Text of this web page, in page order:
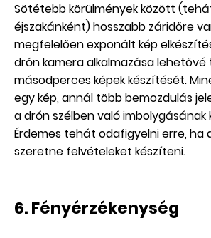
Sötétebb körülmények között
éjszakánként) hosszabb záridőre
megfelelően exponált kép
drón kamera alkalmazása lehetővé
másodperces képek készítését.
egy kép, annál több bemozdulás
a drón szélben való imbolygásának
Érdemes tehát odafigyelni erre, ha
szeretne felvételeket készíteni.
6. Fényérzékenység